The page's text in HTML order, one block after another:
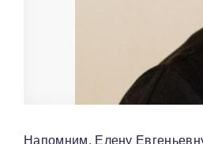
Напомним, Елену